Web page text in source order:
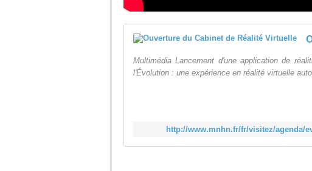
Multimédia Lancement d'une application de
l'Évolution : une expérience en réalité virtuelle
http://www.mnhn.fr/fr/visitez/agenda/